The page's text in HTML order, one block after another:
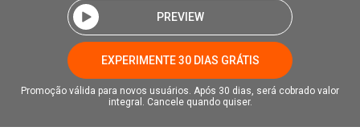
PREVIEW
EXPERIMENTE 30 DIAS GRÁTIS
Promoção válida para novos usuários. Após 30 dias, será cobrado valor
integral. Cancele quando quiser.